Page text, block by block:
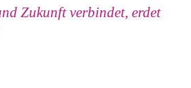
Zukunft verbindet, erdet